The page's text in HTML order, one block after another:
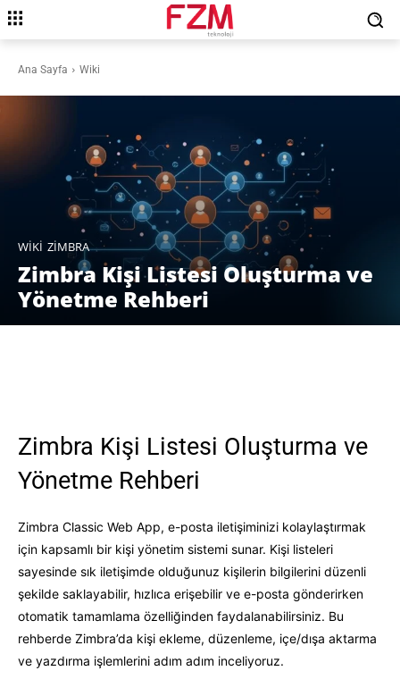
Ana Sayfa Wiki
WIKI ZIMBRA
Zimbra Kişi Listesi Oluşturma ve
Yönetme Rehberi
Zimbra Kişi Listesi Oluşturma ve
Yönetme Rehberi
Zimbra Classic Web App, e-posta iletişiminizi kolaylaştırmak
için kapsamlı bir kişi yönetim sistemi sunar. Kişi listeleri
sayesinde sık iletişimde olduğunuz kişilerin bilgilerini düzenli
şekilde saklayabilir, hızlıca erişebilir ve e-posta gönderirken
otomatik tamamlama özelliğinden faydalanabilirsiniz. Bu
rehberde Zimbra’da kişi ekleme, düzenleme, içe/dışa aktarma
ve yazdırma işlemlerini adım adım inceliyoruz.